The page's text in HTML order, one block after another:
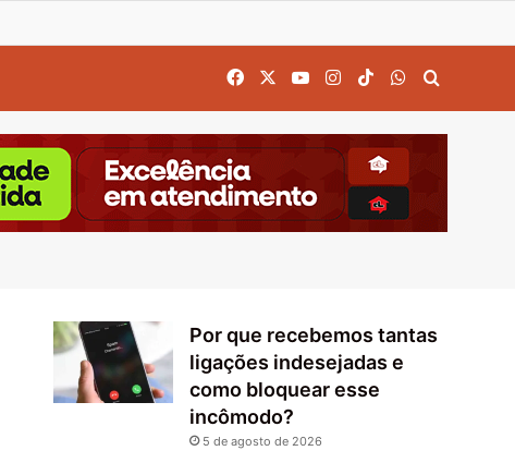
FacebookYouTubeInstagram
TikTokWhatsApp
Por que recebemos tantas
ligações indesejadas e
como bloquear esse
incômodo?
5 de agosto de 2026